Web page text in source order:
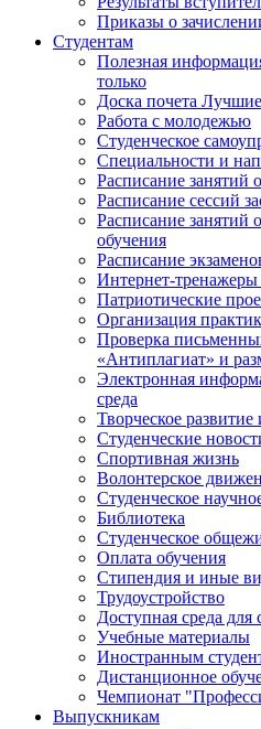
Приказы о
Студентам
Полезная
только
Доска почета
Работа с молодежью
Студенческое
Специальности и
Расписание занятий
Расписание сессий
Расписание занятий
обучения
Расписание
Интернет-тренажеры
Патриотические
Организация
Проверка
«Антиплагиат» и
Электронная
среда
Творческое
Студенческие
Спортивная жизнь
Волонтерское
Студенческое
Библиотека
Студенческое
Оплата обучения
Стипендия и иные
Трудоустройство
Доступная среда
Учебные материалы
Иностранным
Дистанционное
Чемпионат
Выпускникам